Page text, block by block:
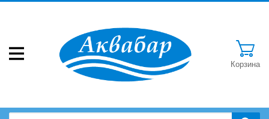
Корзина